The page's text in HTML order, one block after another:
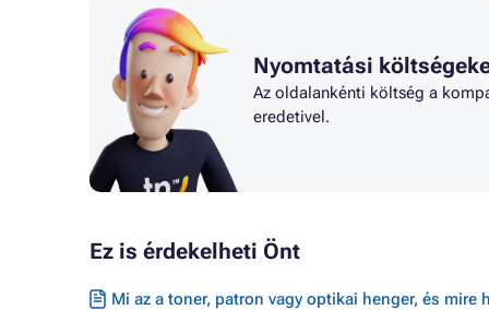
Nyomtatási
Az oldalankénti költség a
eredetivel.
Ez is érdekelheti Önt
Mi az a toner, patron vagy optikai henger, és mire